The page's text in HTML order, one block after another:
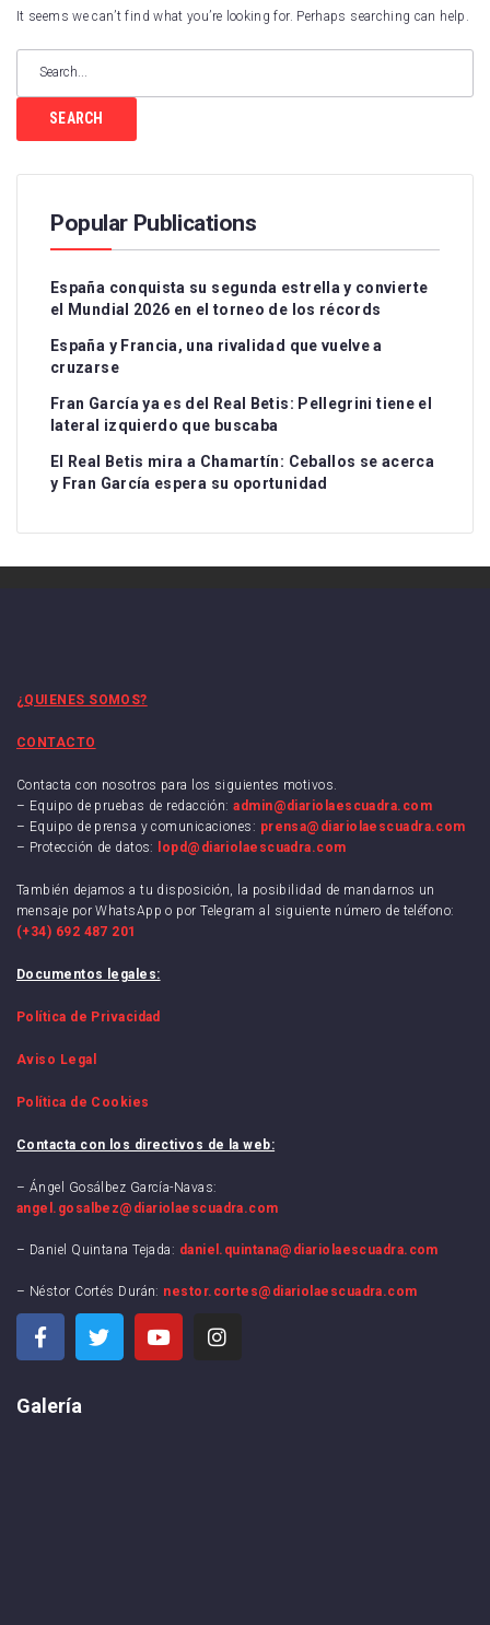
It seems we can’t find what you’re looking for. Perhaps searching can help.
SEARCH
Popular Publications
España conquista su segunda estrella y convierte
el Mundial 2026 en el torneo de los récords
España y Francia, una rivalidad que vuelve a
cruzarse
Fran García ya es del Real Betis: Pellegrini tiene el
lateral izquierdo que buscaba
El Real Betis mira a Chamartín: Ceballos se acerca
y Fran García espera su oportunidad
¿QUIENES SOMOS?
CONTACTO
Contacta con nosotros para los siguientes motivos.
– Equipo de pruebas de redacción:admin@diariolaescuadra.com
– Equipo de prensa y comunicaciones: prensa@diariolaescuadra.com
– Protección de datos:
lopd@diariolaescuadra.com
También dejamos a tu disposición, la posibilidad de mandarnos un
mensaje por WhatsApp o por Telegram al siguiente número de teléfono:
(+34) 692 487 201
Documentos legales:
Política de Privacidad
Aviso Legal
Política de Cookies
Contacta con los directivos de la web:
– Ángel Gosálbez García-Navas:
angel.gosalbez@diariolaescuadra.com
– Daniel Quintana Tejada: daniel.quintana@diariolaescuadra.com
– Néstor Cortés Durán: nestor.cortes@diariolaescuadra.com
Galería